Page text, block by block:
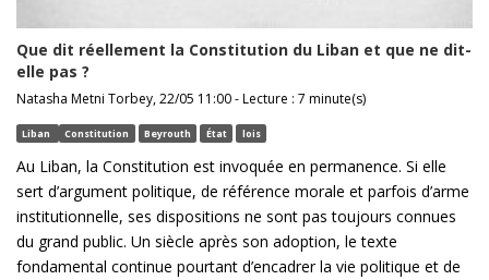
Que dit réellement la Constitution du Liban et que ne dit-
elle pas ?
Natasha Metni Torbey, 22/05 11:00 - Lecture : 7 minute(s)
Liban Constitution Beyrouth État lois
Au Liban, la Constitution est invoquée en permanence. Si elle
sert d’argument politique, de référence morale et parfois d’arme
institutionnelle, ses dispositions ne sont pas toujours connues
du grand public. Un siècle après son adoption, le texte
fondamental continue pourtant d’encadrer la vie politique et de